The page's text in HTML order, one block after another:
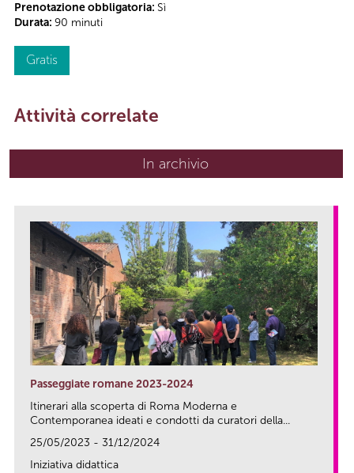
Prenotazione obbligatoria: Sì
Durata: 90 minuti
Gratis
Attività correlate
In archivio
Passeggiate romane 2023-2024
Itinerari alla scoperta di Roma Moderna e
Contemporanea ideati e condotti da curatori della...
25/05/2023 - 31/12/2024
Iniziativa didattica